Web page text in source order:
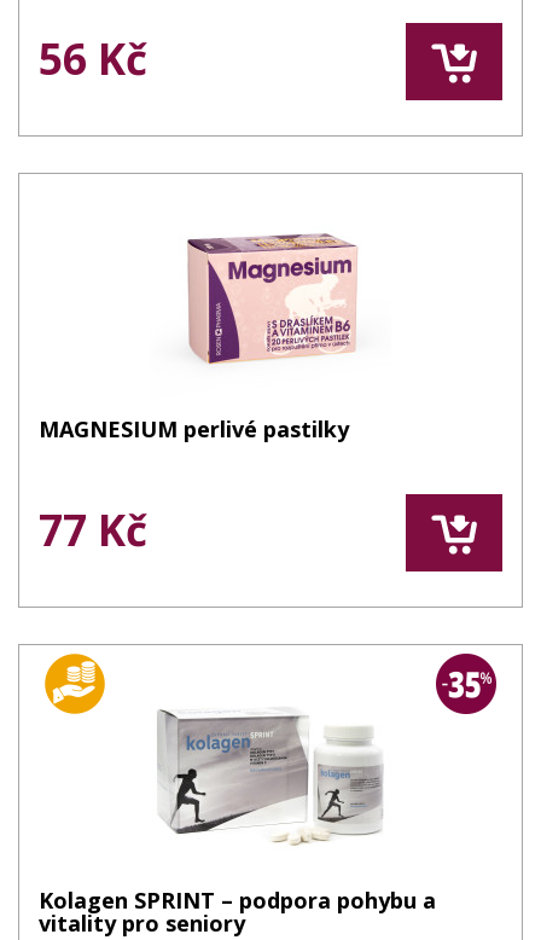
56 Kč
MAGNESIUM perlivé pastilky
77 Kč
Kolagen SPRINT – podpora pohybu a
vitality pro seniory